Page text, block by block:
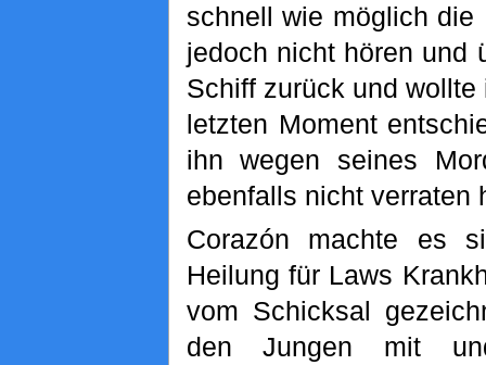
schnell wie möglich
jedoch nicht hören und
Schiff zurück und
letzten Moment
ihn wegen seines
ebenfalls nicht verraten
Corazón machte es
Heilung für Laws
vom Schicksal
den Jungen mit